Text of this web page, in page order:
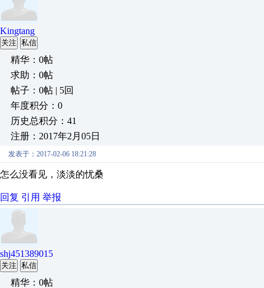
Kingtang
关注 私信
精华：0帖
求助：0帖
帖子：0帖 | 5回
年度积分：0
历史总积分：41
注册：2017年2月05日
发表于：2017-02-06 18:21:28
怎么没看见，淡淡的忧桑
回复 引用 举报
shj451389015
关注 私信
精华：0帖